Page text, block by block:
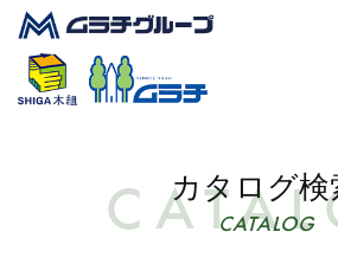
カタログ検
CATALOG